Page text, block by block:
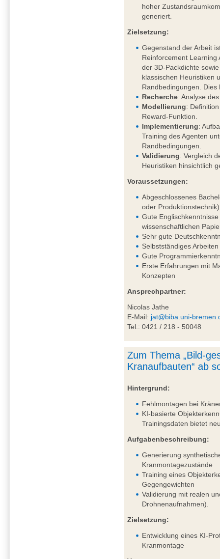
hoher
generiert.
Zielsetzung:
Gegenstand der Arbeit
Reinforcement
der 3D-Packdichte
klassischen Heuristiken
Randbedingungen.
Recherche: Analyse
Modellierung:
Reward-Funktion.
Implementierung:
Training des Agenten
Randbedingungen.
Validierung: Vergleich
Heuristiken hinsichtlich
Voraussetzungen:
Abgeschlossenes
oder Produktionstechnik)
Gute
wissenschaftlichen
Sehr gute
Selbstständiges
Gute
Erste Erfahrungen mit
Konzepten
Ansprechpartner:
Nicolas Jathe
E-Mail: jat@biba.uni-
Tel.: 0421 / 218 - 50048
Zum Thema „Bild-
Kranaufbauten“ ab
Hintergrund:
Fehlmontagen bei
KI-basierte
Trainingsdaten bietet
Aufgabenbeschreibung:
Generierung
Kranmontagezustände
Training eines
Gegengewichten
Validierung mit realen
Drohnenaufnahmen).
Zielsetzung:
Entwicklung eines KI-
Kranmontage